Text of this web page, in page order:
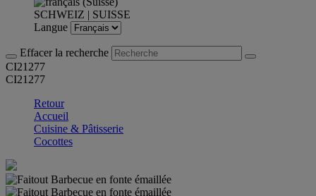
SCHWEIZ | SUISSE
Langue
Effacer la recherche
CI21277
CI21277
Retour
Accueil
Cuisine & Pâtisserie
Cocottes